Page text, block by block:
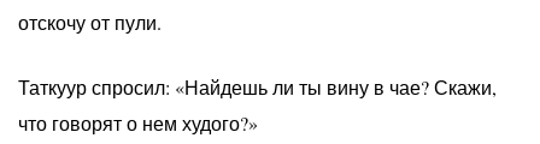
отскочу от пули.
Таткуур спросил: «Найдешь ли ты вину в чае? Скажи,
что говорят о нем худого?»